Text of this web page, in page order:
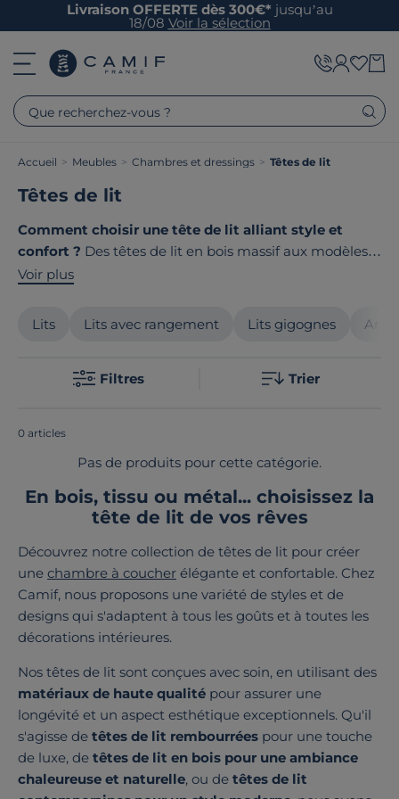
Livraison OFFERTE dès 300€* jusqu’au
18/08 Voir la sélection
Que recherchez-vous ?
Accueil > Meubles > Chambres et dressings > Têtes de lit
Têtes de lit
Comment choisir une tête de lit alliant style et
confort ? Des têtes de lit en bois massif aux modèles
rembourrés en tissu, nos collections transforment votre
tête de lit de qualité
protège votre mur, sert d'appui
confortable pour la lecture et sublime votre décoration.
durables et des finitions soignées pour créer des têtes
Voir plus
Lits Lits avec rangement Lits gigognes
Filtres Trier
0 articles
Pas de produits pour cette catégorie.
En bois, tissu ou métal... choisissez la
tête de lit de vos rêves
Découvrez notre collection de têtes de lit pour créer
une chambre à coucher élégante et confortable. Chez
Camif, nous proposons une variété de styles et de
designs qui s'adaptent à tous les goûts et à toutes les
décorations intérieures.
Nos têtes de lit sont conçues avec soin, en utilisant des
matériaux de haute qualité pour assurer une
longévité et un aspect esthétique exceptionnels. Qu'il
s'agisse de têtes de lit rembourrées pour une touche
de luxe, de têtes de lit en bois pour une ambiance
chaleureuse et naturelle, ou de têtes de lit